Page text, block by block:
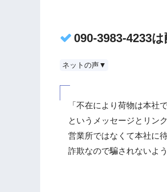
090-3983-4233
ネットの声▼
「不在により荷物は本社
というメッセージとリン
営業所ではなくて本社に
詐欺なので騙されないよ